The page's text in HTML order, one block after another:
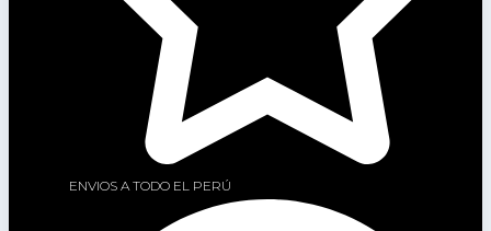
ENVIOS A TODO EL PERÚ